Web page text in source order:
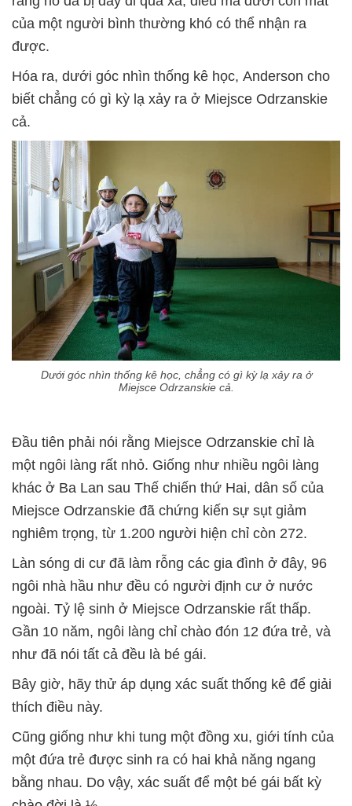
của một người bình thường khó có thể nhận ra
được.
Hóa ra, dưới góc nhìn thống kê học, Anderson cho
biết chẳng có gì kỳ lạ xảy ra ở Miejsce Odrzanskie
cả.
Dưới góc nhìn thống kê học, chẳng có gì kỳ lạ xảy ra ở
Miejsce Odrzanskie cả.
Đầu tiên phải nói rằng Miejsce Odrzanskie chỉ là
một ngôi làng rất nhỏ. Giống như nhiều ngôi làng
khác ở Ba Lan sau Thế chiến thứ Hai, dân số của
Miejsce Odrzanskie đã chứng kiến sự sụt giảm
nghiêm trọng, từ 1.200 người hiện chỉ còn 272.
Làn sóng di cư đã làm rỗng các gia đình ở đây, 96
ngôi nhà hầu như đều có người định cư ở nước
ngoài. Tỷ lệ sinh ở Miejsce Odrzanskie rất thấp.
Gần 10 năm, ngôi làng chỉ chào đón 12 đứa trẻ, và
như đã nói tất cả đều là bé gái.
Bây giờ, hãy thử áp dụng xác suất thống kê để giải
thích điều này.
Cũng giống như khi tung một đồng xu, giới tính của
một đứa trẻ được sinh ra có hai khả năng ngang
bằng nhau. Do vậy, xác suất để một bé gái bất kỳ